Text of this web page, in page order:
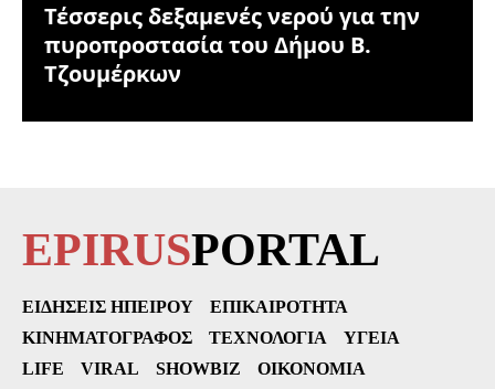
Τέσσερις δεξαμενές νερού για την
πυροπροστασία του Δήμου Β.
Τζουμέρκων
EPIRUSPORTAL
ΕΙΔΉΣΕΙΣ ΗΠΕΊΡΟΥ
ΕΠΙΚΑΙΡΌΤΗΤΑ
ΚΙΝΗΜΑΤΟΓΡΆΦΟΣ
ΤΕΧΝΟΛΟΓΊΑ
ΥΓΕΊΑ
LIFE
VIRAL SHOWBIZ
ΟΙΚΟΝΟΜΊΑ